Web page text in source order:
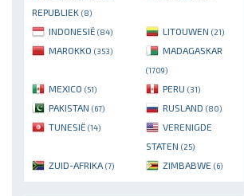
REPUBLIEK (8)
INDONESIË (84) LITOUWEN (21)
MAROKKO (353) MADAGASKAR
(1709)
MEXICO (51) PERU (31)
PAKISTAN (67) RUSLAND (80)
TUNESIË (14)
VERENIGDE
STATEN (25)
ZUID-AFRIKA (7) ZIMBABWE (6)